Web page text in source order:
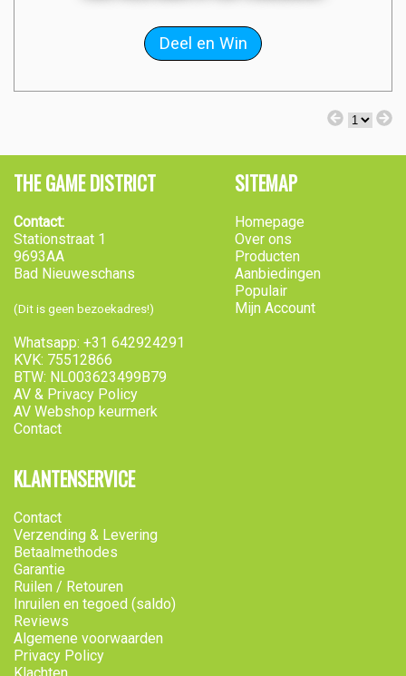
THE GAME DISTRICT
Contact:
Stationstraat 1
9693AA
Bad Nieuweschans
(Dit is geen bezoekadres!)
Whatsapp: +31 642924291
KVK: 75512866
BTW: NL003623499B79
AV & Privacy Policy
AV Webshop keurmerk
Contact
SITEMAP
Homepage
Over ons
Producten
Aanbiedingen
Populair
Mijn Account
KLANTENSERVICE
Contact
Verzending & Levering
Betaalmethodes
Garantie
Ruilen / Retouren
Inruilen en tegoed (saldo)
Reviews
Algemene voorwaarden
Privacy Policy